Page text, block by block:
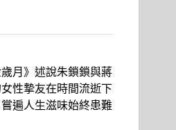
月》述說朱鎖鎖與蔣
性摯友在時間流逝下
遍人生滋味始終患難